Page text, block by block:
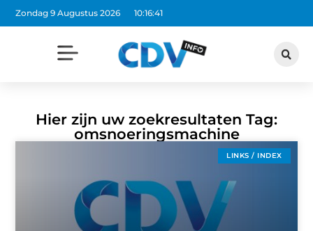
Zondag 9 Augustus 2026 10:16:41
Hier zijn uw zoekresultaten Tag:
omsnoeringsmachine
LINKS / INDEX